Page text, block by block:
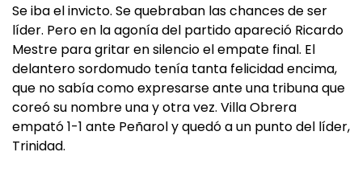
Se iba el invicto. Se quebraban las chances de ser
líder. Pero en la agonía del partido apareció Ricardo
Mestre para gritar en silencio el empate final. El
delantero sordomudo tenía tanta felicidad encima,
que no sabía como expresarse ante una tribuna que
coreó su nombre una y otra vez. Villa Obrera
empató 1-1 ante Peñarol y quedó a un punto del líder,
Trinidad.